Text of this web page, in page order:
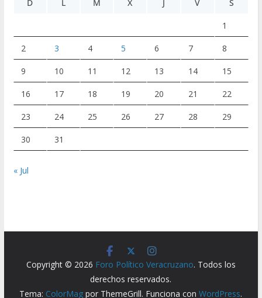
D
L M X J V S
1
2 3 4 5 6 7 8
9 10 11 12 13 14 15
16 17 18 19 20 21 22
23 24 25 26 27 28 29
30 31
« Jul
Copyright © 2026 Foro Político Veracruzano. Todos los
derechos reservados.
Tema: ColorMag por ThemeGrill. Funciona conWordPress.